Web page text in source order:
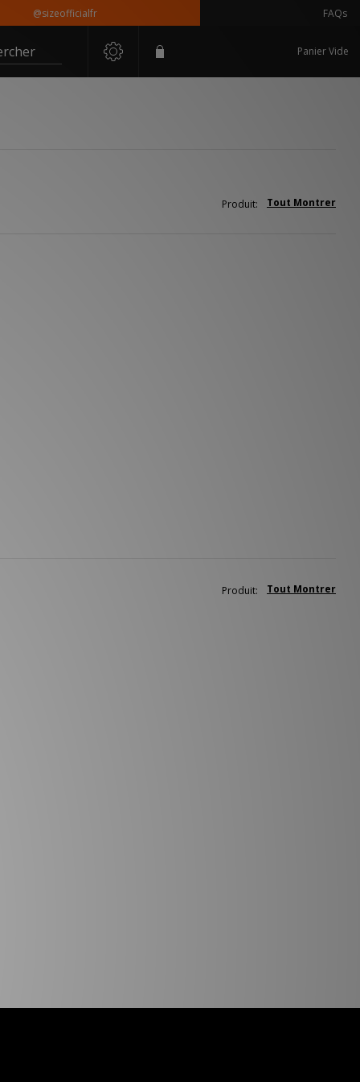
@sizeofficialfr FAQs
Panier Vide
Tout Montrer
Produit:
Tout Montrer
Produit: